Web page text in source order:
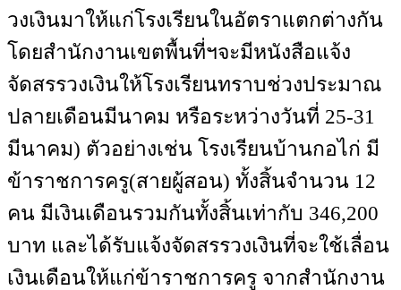
วงเงินมาให้แก่โรงเรียนในอัตราแตกต่างกัน
โดยสำนักงานเขตพื้นที่ฯจะมีหนังสือแจ้ง
จัดสรรวงเงินให้โรงเรียนทราบช่วงประมาณ
ปลายเดือนมีนาคม หรือระหว่างวันที่ 25-31
มีนาคม) ตัวอย่างเช่น โรงเรียนบ้านกอไก่ มี
ข้าราชการครู(สายผู้สอน) ทั้งสิ้นจำนวน 12
คน มีเงินเดือนรวมกันทั้งสิ้นเท่ากับ 346,200
บาท และได้รับแจ้งจัดสรรวงเงินที่จะใช้เลื่อน
เงินเดือนให้แก่ข้าราชการครู จากสำนักงาน